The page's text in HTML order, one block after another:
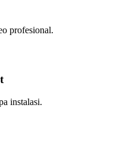
profesional.
instalasi.